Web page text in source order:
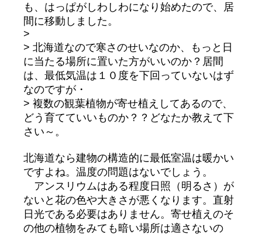
も、はっぱがしわしわになり始めたので、居
間に移動しました。
>
> 北海道なので寒さのせいなのか、もっと日
に当たる場所に置いた方がいいのか？居間
は、最低気温は１０度を下回っていないはず
なのですが・
> 複数の観葉植物が寄せ植えしてあるので、
どう育てていいものか？？どなたか教えて下
さい～。
北海道なら建物の構造的に最低室温は暖かい
ですよね。温度の問題はないでしょう。
アンスリウムはある程度日照（明るさ）が
ないと花の色や大きさが悪くなります。直射
日光である必要はありません。寄せ植えのそ
の他の植物をみても暗い場所は適さないの